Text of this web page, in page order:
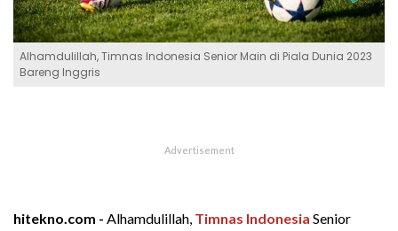
Alhamdulillah, Timnas Indonesia Senior Main di Piala Dunia 2023
Bareng Inggris
hitekno.com - Alhamdulillah, Timnas Indonesia Senior